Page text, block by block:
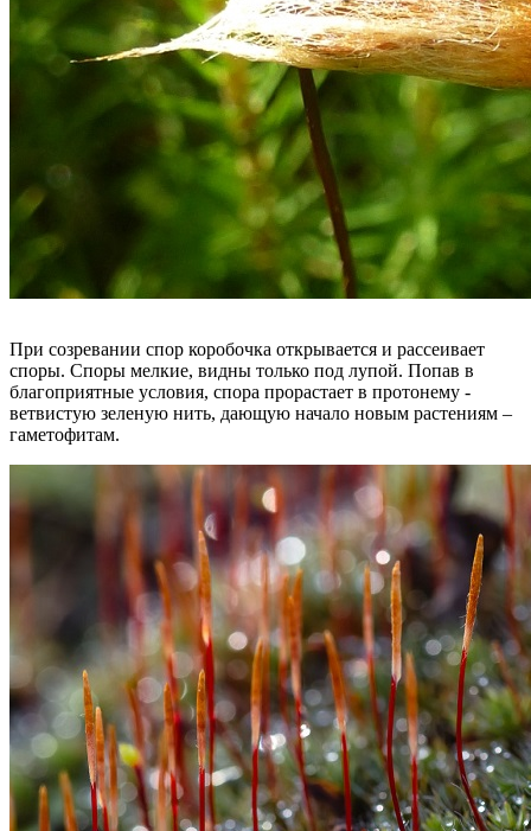
При созревании спор коробочка открывается и рассеивает
споры. Споры мелкие, видны только под лупой. Попав в
благоприятные условия, спора прорастает в протонему -
ветвистую зеленую нить, дающую начало новым растениям –
гаметофитам.